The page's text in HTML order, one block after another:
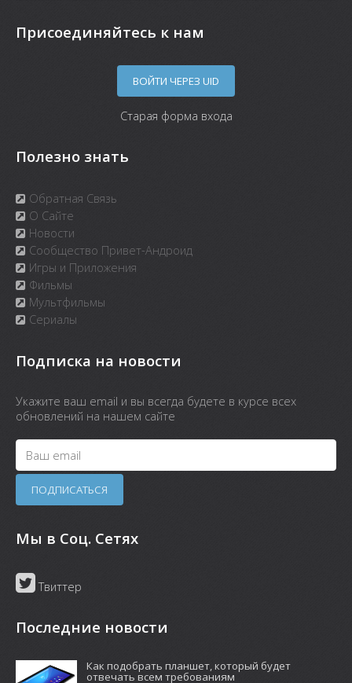
Присоединяйтесь к нам
ВОЙТИ ЧЕРЕЗ UID
Старая форма входа
Полезно знать
Обратная Связь
О Сайте
Новости
Сообщество Привет-Андроид
Игры и Приложения
Фильмы
Мультфильмы
Сериалы
Подписка на новости
Укажите ваш email и вы всегда будете в курсе всех
обновлений на нашем сайте
Мы в Соц. Сетях
Твиттер
Последние новости
Как подобрать планшет, который будет
отвечать всем требованиям